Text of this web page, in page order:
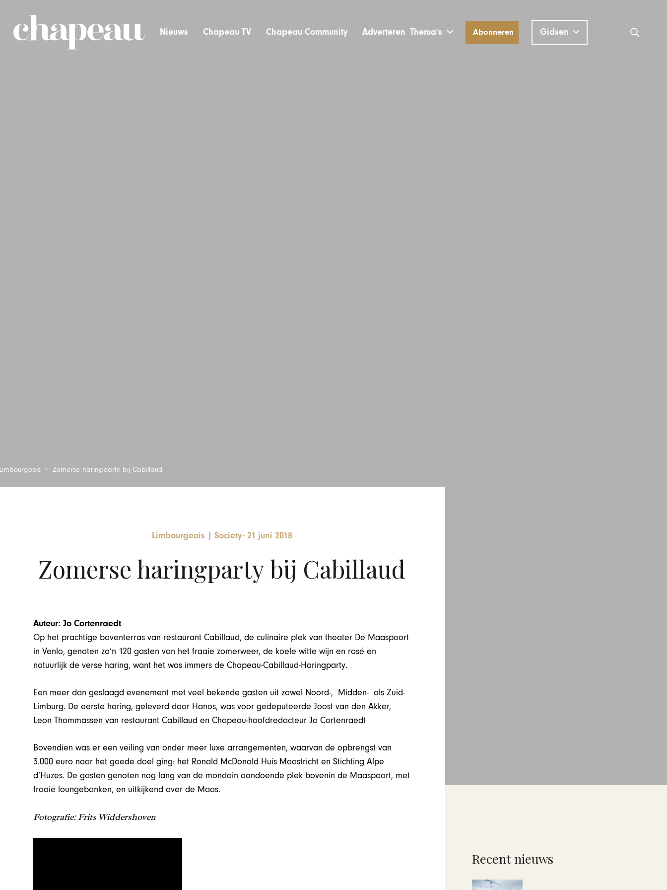
Nieuws Chapeau TV Chapeau Community Adverteren Thema’s Abonneren Gidsen
Zomerse haringparty bij Cabillaud
Limbourgeois Society- 21 juni 2018
Zomerse haringparty bij Cabillaud
Auteur: Jo Cortenraedt
Op het prachtige boventerras van restaurant Cabillaud, de culinaire plek van theater De Maaspoort
in Venlo, genoten zo’n 120 gasten van het fraaie zomerweer, de koele witte wijn en rosé en
natuurlijk de verse haring, want het was immers de Chapeau-Cabillaud-Haringparty.
Een meer dan geslaagd evenement met veel bekende gasten uit zowel Noord-, Midden- als Zuid-
Limburg. De eerste haring, geleverd door Hanos, was voor gedeputeerde Joost van den Akker,
Leon Thommassen van restaurant Cabillaud en Chapeau-hoofdredacteur Jo Cortenraedt
Bovendien was er een veiling van onder meer luxe arrangementen, waarvan de opbrengst van
3.000 euro naar het goede doel ging: het Ronald McDonald Huis Maastricht en Stichting Alpe
d’Huzes. De gasten genoten nog lang van de mondain aandoende plek bovenin de Maaspoort, met
fraaie loungebanken, en uitkijkend over de Maas.
Fotografie: Frits Widdershoven
Recent nieuws